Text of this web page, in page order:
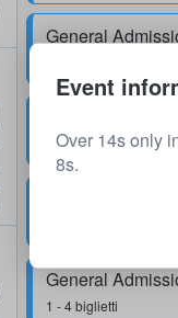
General
1 - 4 biglietti
General
1 - 4 biglietti
Event
Over 14s only
8s.